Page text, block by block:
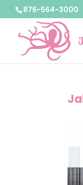
876-564-3000